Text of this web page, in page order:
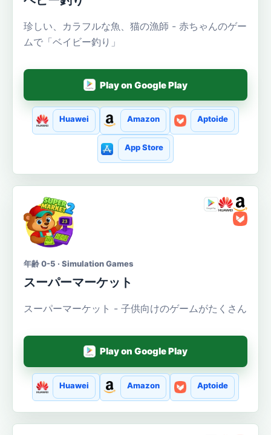
珍しい、カラフルな魚、猫の漁師 - 赤ちゃんのゲー
ムで「ベイビー釣り」
Play on Google Play
Huawei Amazon Aptoide
App Store
年齢 0-5 · Simulation Games
スーパーマーケット
スーパーマーケット - 子供向けのゲームがたくさん
Play on Google Play
Huawei Amazon Aptoide